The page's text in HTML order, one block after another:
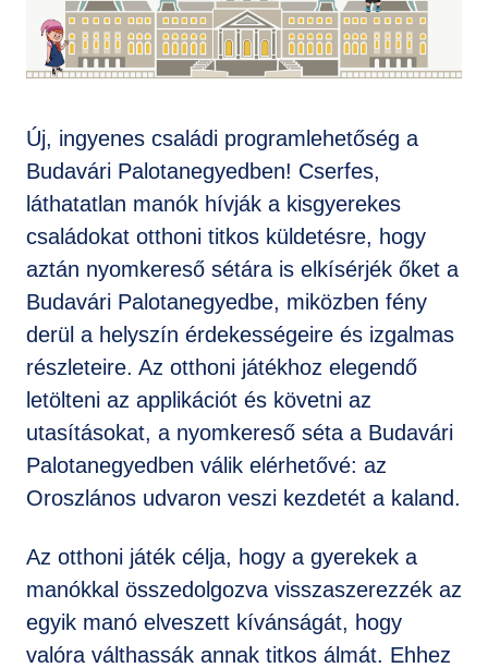
GYIK
Új, ingyenes családi programlehetőség a
Budavári Palotanegyedben! Cserfes,
láthatatlan manók hívják a kisgyerekes
családokat otthoni titkos küldetésre, hogy
aztán nyomkereső sétára is elkísérjék őket a
Budavári Palotanegyedbe, miközben fény
derül a helyszín érdekességeire és izgalmas
részleteire. Az otthoni játékhoz elegendő
letölteni az applikációt és követni az
utasításokat, a nyomkereső séta a Budavári
Palotanegyedben válik elérhetővé: az
Oroszlános udvaron veszi kezdetét a kaland.
Az otthoni játék célja, hogy a gyerekek a
manókkal összedolgozva visszaszerezzék az
egyik manó elveszett kívánságát, hogy
valóra válthassák annak titkos álmát. Ehhez